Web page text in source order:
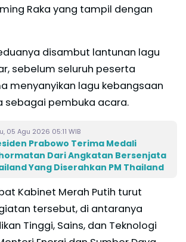
Raka yang tampil dengan
disambut lantunan lagu
sebelum seluruh peserta
menyanyikan lagu kebangsaan
sebagai pembuka acara.
05 Agu 2026 05:11 WIB
Prabowo Terima Medali
Dari Angkatan Bersenjata
Yang Diserahkan PM Thailand
Kabinet Merah Putih turut
tersebut, di antaranya
Tinggi, Sains, dan Teknologi